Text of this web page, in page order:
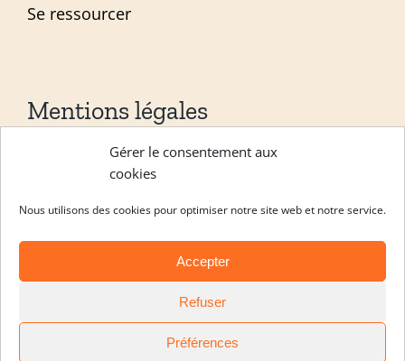
Gérer le consentement aux
cookies
Nous utilisons des cookies pour optimiser notre site web et notre service.
Accepter
Refuser
Préférences
Se ressourcer
Mentions légales
Mentions légales
Copyright Les sœurs de l’alliance 2026 |
Engagement|Formation continue|Noviciat|
Postulat